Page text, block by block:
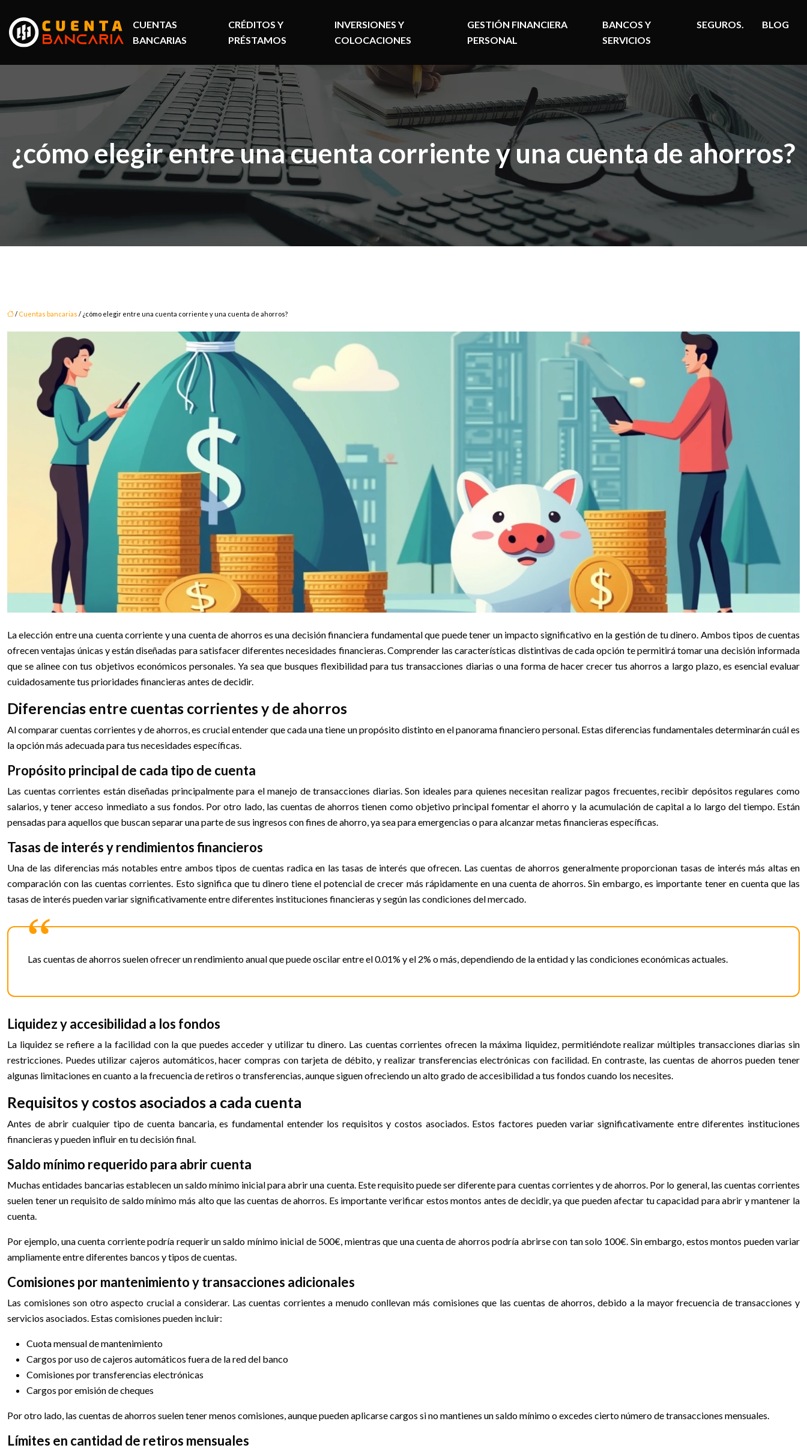
CUENTAS
BANCARIAS
CRÉDITOS Y
PRÉSTAMOS
INVERSIONES Y
COLOCACIONES
GESTIÓN FINANCIERA
PERSONAL
BANCOS Y
SERVICIOS
SEGUROS. BLOG
¿cómo elegir entre una cuenta corriente y una cuenta de ahorros?
/ Cuentas bancarias / ¿cómo elegir entre una cuenta corriente y una cuenta de ahorros?
La elección entre una cuenta corriente y una cuenta de ahorros es una decisión financiera fundamental que puede tener un impacto significativo en la gestión de tu dinero. Ambos tipos de cuentas
ofrecen ventajas únicas y están diseñadas para satisfacer diferentes necesidades financieras. Comprender las características distintivas de cada opción te permitirá tomar una decisión informada
que se alinee con tus objetivos económicos personales. Ya sea que busques flexibilidad para tus transacciones diarias o una forma de hacer crecer tus ahorros a largo plazo, es esencial evaluar
cuidadosamente tus prioridades financieras antes de decidir.
Diferencias entre cuentas corrientes y de ahorros
Al comparar cuentas corrientes y de ahorros, es crucial entender que cada una tiene un propósito distinto en el panorama financiero personal. Estas diferencias fundamentales determinarán cuál es
la opción más adecuada para tus necesidades específicas.
Propósito principal de cada tipo de cuenta
Las cuentas corrientes están diseñadas principalmente para el manejo de transacciones diarias. Son ideales para quienes necesitan realizar pagos frecuentes, recibir depósitos regulares como
salarios, y tener acceso inmediato a sus fondos. Por otro lado, las cuentas de ahorros tienen como objetivo principal fomentar el ahorro y la acumulación de capital a lo largo del tiempo. Están
pensadas para aquellos que buscan separar una parte de sus ingresos con fines de ahorro, ya sea para emergencias o para alcanzar metas financieras específicas.
Tasas de interés y rendimientos financieros
Una de las diferencias más notables entre ambos tipos de cuentas radica en las tasas de interés que ofrecen. Las cuentas de ahorros generalmente proporcionan tasas de interés más altas en
comparación con las cuentas corrientes. Esto significa que tu dinero tiene el potencial de crecer más rápidamente en una cuenta de ahorros. Sin embargo, es importante tener en cuenta que las
tasas de interés pueden variar significativamente entre diferentes instituciones financieras y según las condiciones del mercado.
Las cuentas de ahorros suelen ofrecer un rendimiento anual que puede oscilar entre el 0.01% y el 2% o más, dependiendo de la entidad y las condiciones económicas actuales.
Liquidez y accesibilidad a los fondos
La liquidez se refiere a la facilidad con la que puedes acceder y utilizar tu dinero. Las cuentas corrientes ofrecen la máxima liquidez, permitiéndote realizar múltiples transacciones diarias sin
restricciones. Puedes utilizar cajeros automáticos, hacer compras con tarjeta de débito, y realizar transferencias electrónicas con facilidad. En contraste, las cuentas de ahorros pueden tener
algunas limitaciones en cuanto a la frecuencia de retiros o transferencias, aunque siguen ofreciendo un alto grado de accesibilidad a tus fondos cuando los necesites.
Requisitos y costos asociados a cada cuenta
Antes de abrir cualquier tipo de cuenta bancaria, es fundamental entender los requisitos y costos asociados. Estos factores pueden variar significativamente entre diferentes instituciones
financieras y pueden influir en tu decisión final.
Saldo mínimo requerido para abrir cuenta
Muchas entidades bancarias establecen un saldo mínimo inicial para abrir una cuenta. Este requisito puede ser diferente para cuentas corrientes y de ahorros. Por lo general, las cuentas corrientes
suelen tener un requisito de saldo mínimo más alto que las cuentas de ahorros. Es importante verificar estos montos antes de decidir, ya que pueden afectar tu capacidad para abrir y mantener la
cuenta.
Por ejemplo, una cuenta corriente podría requerir un saldo mínimo inicial de 500€, mientras que una cuenta de ahorros podría abrirse con tan solo 100€. Sin embargo, estos montos pueden variar
ampliamente entre diferentes bancos y tipos de cuentas.
Comisiones por mantenimiento y transacciones adicionales
Las comisiones son otro aspecto crucial a considerar. Las cuentas corrientes a menudo conllevan más comisiones que las cuentas de ahorros, debido a la mayor frecuencia de transacciones y
servicios asociados. Estas comisiones pueden incluir:
Cuota mensual de mantenimiento
Cargos por uso de cajeros automáticos fuera de la red del banco
Comisiones por transferencias electrónicas
Cargos por emisión de cheques
Por otro lado, las cuentas de ahorros suelen tener menos comisiones, aunque pueden aplicarse cargos si no mantienes un saldo mínimo o excedes cierto número de transacciones mensuales.
Límites en cantidad de retiros mensuales